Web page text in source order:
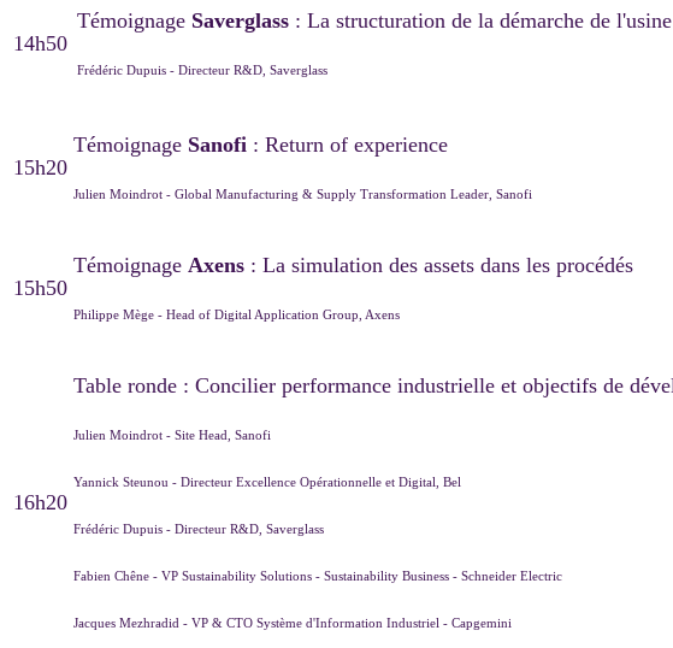
14h50
Témoignage Saverglass : La structuration de la démarche de
Frédéric Dupuis - Directeur R&D, Saverglass
15h20
Témoignage Sanofi : Return of experience
Julien Moindrot - Global Manufacturing & Supply Transformation Leader, Sanofi
15h50
Témoignage Axens : La simulation des assets dans les procédés
Philippe Mège - Head of Digital Application Group, Axens
16h20
Table ronde : Concilier performance industrielle et objectifs de
Julien Moindrot - Site Head, Sanofi
Yannick Steunou - Directeur Excellence Opérationnelle et Digital, Bel
Frédéric Dupuis - Directeur R&D, Saverglass
Fabien Chêne - VP Sustainability Solutions - Sustainability Business - Schneider Electric
Jacques Mezhradid - VP & CTO Système d'Information Industriel - Capgemini